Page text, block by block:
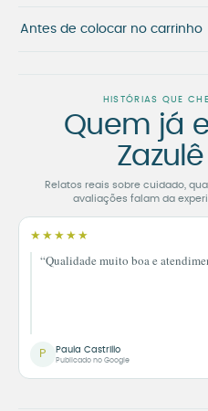
Antes de colocar no carrinho
HISTÓRIAS QUE
Quem já
Relatos reais sobre cuidado,
avaliações falam da
★★★★★
“Qualidade muito boa e
P Paula Castrillo
Publicado no Google